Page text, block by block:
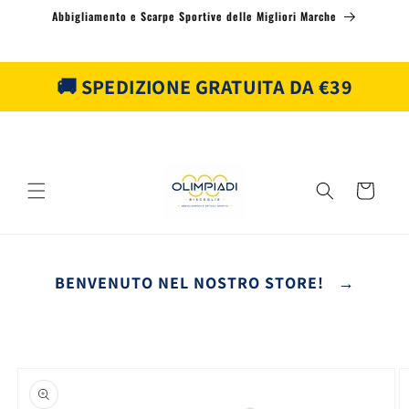
direttamente
Abbigliamento e Scarpe Sportive delle Migliori Marche
🚚 SPEDIZIONE GRATUITA DA €39
Carrello
BENVENUTO NEL NOSTRO STORE! →
informazioni
sul prodotto